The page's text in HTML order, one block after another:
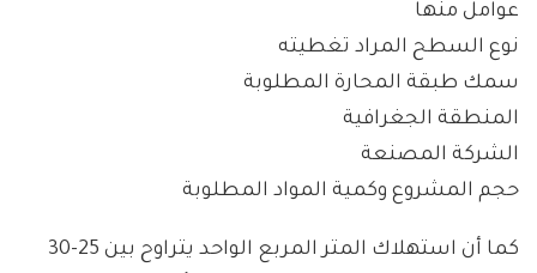
عوامل منها
نوع السطح المراد تغطيته
سمك طبقة المحارة المطلوبة
المنطقة الجغرافية
الشركة المصنعة
حجم المشروع وكمية المواد المطلوبة
كما أن استهلاك المتر المربع الواحد يتراوح بين 25-30